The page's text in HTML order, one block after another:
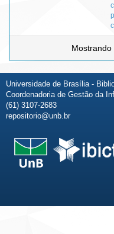
Mostrando
Universidade de Brasília -
Coordenadoria de Gestão da
(61) 3107-2683
repositorio@unb.br